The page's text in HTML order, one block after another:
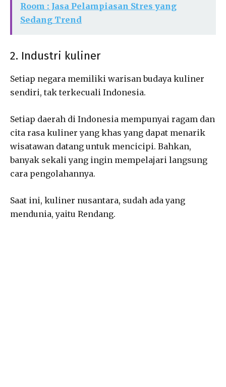
Room : Jasa Pelampiasan Stres yang
Sedang Trend
2. Industri kuliner
Setiap negara memiliki warisan budaya kuliner
sendiri, tak terkecuali Indonesia.
Setiap daerah di Indonesia mempunyai ragam dan
cita rasa kuliner yang khas yang dapat menarik
wisatawan datang untuk mencicipi. Bahkan,
banyak sekali yang ingin mempelajari langsung
cara pengolahannya.
Saat ini, kuliner nusantara, sudah ada yang
mendunia, yaitu Rendang.